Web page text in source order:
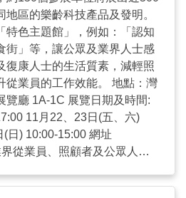
質素，嘗試或引入更多不同
照顧到患者的社交及情感需
覽暨高峰會」在11月21至24
中心展覽廳 1A-1C會展舉行，
包括：認知障礙症主題館，以
世界各地的「樂齡科技」產
免費入場體驗，了解最近的
覽日期及時間: 11月21日(四)
日(五、六) 10:00-17:00 11月
的狀況，在場景中配置各款
體驗，期望這些科技不論於院
者提供更多更有效的支援。 文
《AM730–蔡海偉網誌》 ...
區的樂齡科技產品及發明。
特色主題館」，例如：「認知
街」等，讓公眾及業界人士感
復康人士的生活質素，減輕照
從業員的工作效能。 地點：灣
覽廳 1A-1C 展覽日期及時間:
11月22、23日(五、六)
日) 10:00-15:00 網址
從業員、照顧者及公眾人士